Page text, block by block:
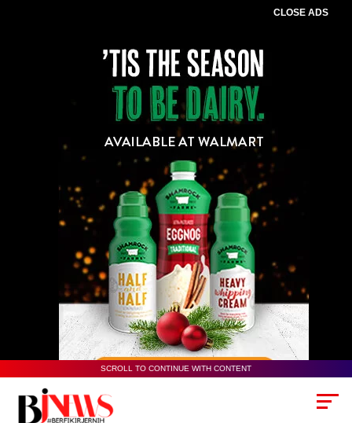
CLOSE ADS
SCROLL TO CONTINUE WITH CONTENT